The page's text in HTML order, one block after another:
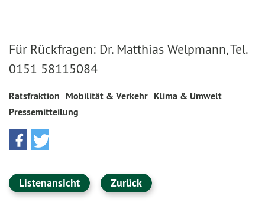
Für Rückfragen: Dr. Matthias Welpmann, Tel.
0151 58115084
Ratsfraktion Mobilität & Verkehr Klima & Umwelt
Pressemitteilung
Listenansicht Zurück